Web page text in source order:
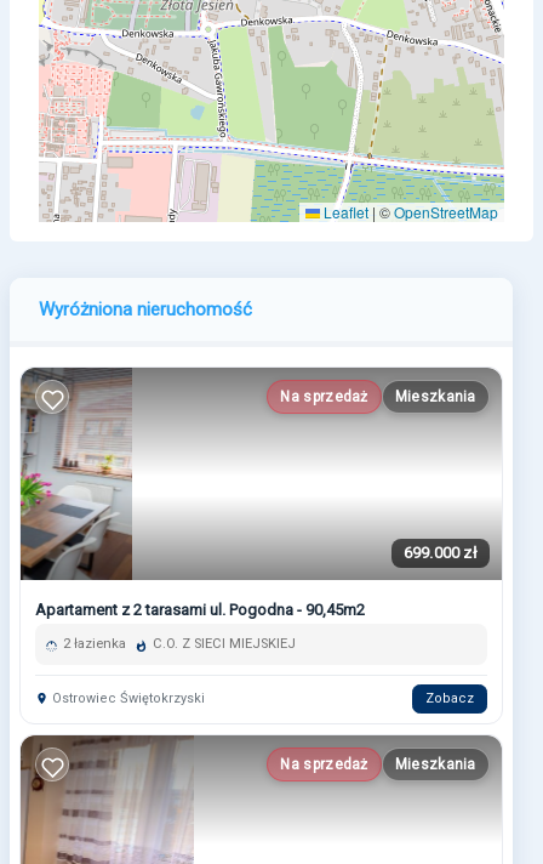
Leaflet | ©OpenStreetMap
Wyróżniona nieruchomość
Na sprzedaż Mieszkania
699.000 zł
Apartament z 2 tarasami ul. Pogodna - 90,45m2
2 łazienka C.O. Z SIECI MIEJSKIEJ
Ostrowiec Świętokrzyski Zobacz
Na sprzedaż Mieszkania